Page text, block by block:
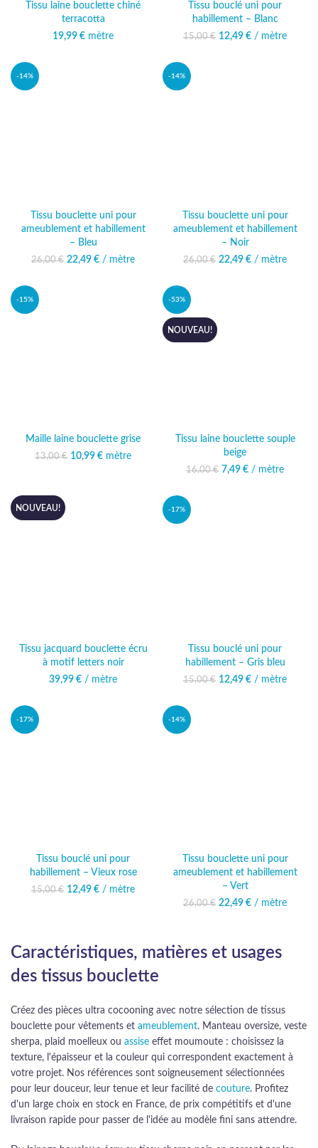
Tissu laine bouclette chiné
terracotta
19,99 € mètre
Tissu bouclé uni pour
habillement – Blanc
15,00€
Le prix initial était :
12,49 €
Le prix
/ mètre
-14%
Tissu bouclette uni pour
ameublement et habillement
– Bleu
26,00€
Le prix initial était :
22,49 €
Le prix
/ mètre
-14%
Tissu bouclette uni pour
ameublement et habillement
– Noir
26,00€
Le prix initial était :
22,49 €
Le prix
/ mètre
-15%
Maille laine bouclette grise
13,00€ Le prix initial était :
10,99 €
Le prix
mètre
-53%
NOUVEAU!
Tissu laine bouclette souple
beige
16,00€ Le prix initial était :
7,49 € Le prix actuel
/ mètre
NOUVEAU!
Tissu jacquard bouclette écru
à motif letters noir
39,99 € / mètre
-17%
Tissu bouclé uni pour
habillement – Gris bleu
15,00€
Le prix initial était :
12,49 €
Le prix
/ mètre
-17%
Tissu bouclé uni pour
habillement – Vieux rose
15,00€
Le prix initial était :
12,49 €
Le prix
/ mètre
-14%
Tissu bouclette uni pour
ameublement et habillement
– Vert
26,00€
Le prix initial était :
22,49 €
Le prix
/ mètre
Caractéristiques, matières et usages
des tissus bouclette
Créez des pièces ultra cocooning avec notre sélection de tissus
bouclette pour vêtements et ameublement. Manteau oversize, veste
sherpa, plaid moelleux ou assise effet moumoute : choisissez la
texture, l'épaisseur et la couleur qui correspondent exactement à
votre projet. Nos références sont soigneusement sélectionnées
pour leur douceur, leur tenue et leur facilité de couture. Profitez
d'un large choix en stock en France, de prix compétitifs et d'une
livraison rapide pour passer de l'idée au modèle fini sans attendre.